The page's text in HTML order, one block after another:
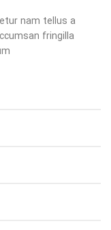
nam tellus a
fringilla